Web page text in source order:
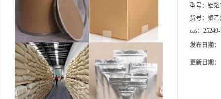
型号： 铝箔
货号： 聚乙
cas：
发布日期：
更新日期：